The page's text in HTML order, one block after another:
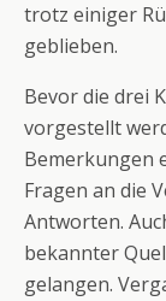
trotz einiger
geblieben.
Bevor die drei
vorgestellt
Bemerkungen
Fragen an die
Antworten.
bekannter
gelangen.